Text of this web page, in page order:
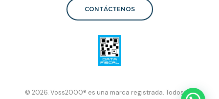
CONTÁCTENOS
© 2026. Voss2000® es una marca registrada. Todos los